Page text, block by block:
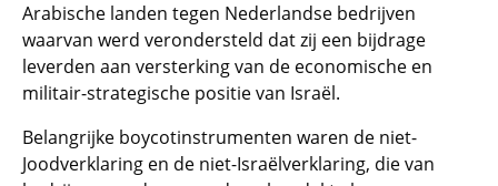
Arabische landen tegen Nederlandse bedrijven
waarvan werd verondersteld dat zij een bijdrage
leverden aan versterking van de economische en
militair-strategische positie van Israël.
Belangrijke boycotinstrumenten waren de niet-
Joodverklaring en de niet-Israëlverklaring, die van